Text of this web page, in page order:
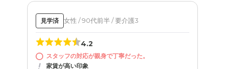
見学済 女性 / 90代前半 / 要介護3
4.2
スタッフの対応が親身で丁寧だった。
家賃が高い印象